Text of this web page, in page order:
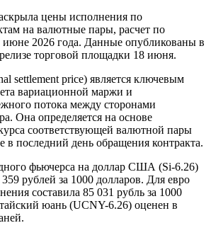
цены исполнения по
на валютные пары, расчет по
июне 2026 года. Данные опубликованы в
торговой площадки 18 июня.
settlement price) является ключевым
вариационной маржи и
потока между сторонами
Она определяется на основе
соответствующей валютной пары
в последний день обращения контракта.
фьючерса на доллар США (Si-6.26)
рублей за 1000 долларов. Для евро
составила 85 031 рубль за 1000
юань (UCNY-6.26) оценен в